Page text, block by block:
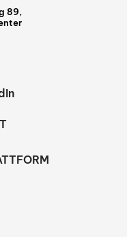
89,